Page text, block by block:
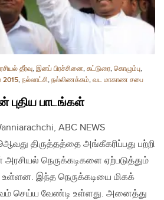
தீர்வு, இனப் பிரச்சினை, கட்டுரை, கொழும்பு,
2015, நல்லாட்சி, நல்லிணக்கம், வட மாகாண சபை
புதிய பாடங்கள்
ABC NEWS
திருத்தத்தை அங்கீகரிப்பது பற்றி
நெருக்கடிகளை ஏற்படுத்தும்
உள்ளன. இந்த நெருக்கடியை மிகக்
செய்ய வேண்டி உள்ளது. அனைத்து